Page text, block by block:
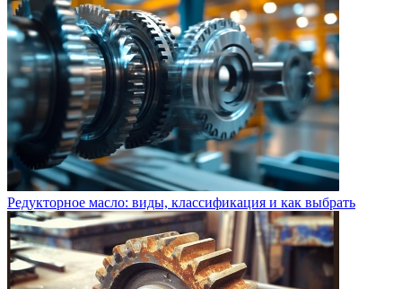
Редукторное масло: виды, классификация и как выбрать